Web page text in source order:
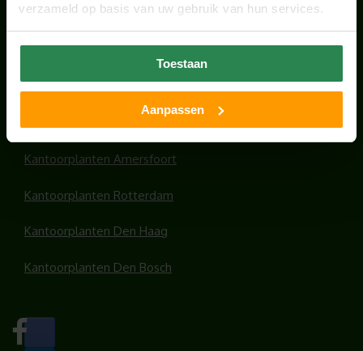
verzameld op basis van uw gebruik van hun services.
Toestaan
Aanpassen
HANDIGE LINKS
Kantoorplanten Amersfoort
Kantoorplanten Rotterdam
Kantoorplanten Den Haag
Kantoorplanten Den Bosch